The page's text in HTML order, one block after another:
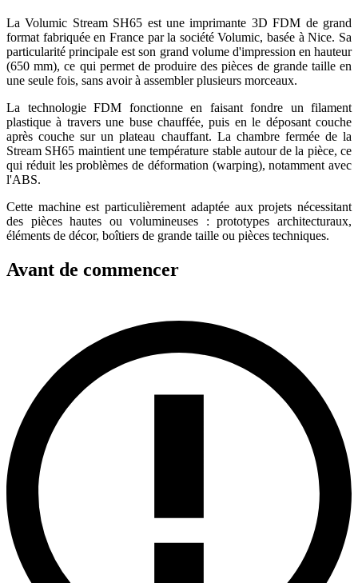
La Volumic Stream SH65 est une imprimante 3D FDM de grand
format fabriquée en France par la société Volumic, basée à Nice. Sa
particularité principale est son grand volume d'impression en hauteur
(650 mm), ce qui permet de produire des pièces de grande taille en
une seule fois, sans avoir à assembler plusieurs morceaux.
La technologie FDM fonctionne en faisant fondre un filament
plastique à travers une buse chauffée, puis en le déposant couche
après couche sur un plateau chauffant. La chambre fermée de la
Stream SH65 maintient une température stable autour de la pièce, ce
qui réduit les problèmes de déformation (warping), notamment avec
l'ABS.
Cette machine est particulièrement adaptée aux projets nécessitant
des pièces hautes ou volumineuses : prototypes architecturaux,
éléments de décor, boîtiers de grande taille ou pièces techniques.
Avant de commencer